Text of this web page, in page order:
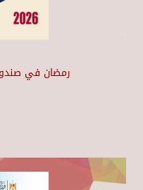
رمضان في صندوق